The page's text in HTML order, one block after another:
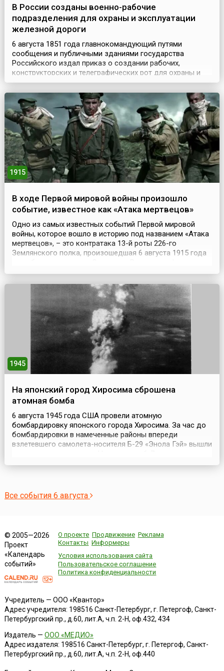
В России созданы военно-рабочие
подразделения для охраны и эксплуатации
железной дороги
6 августа 1851 года главнокомандующий путями
сообщения и публичными зданиями государства
Российского издал приказ о создании рабочих,
конструкторских и телеграфических рот для охраны и
эксплуатации Санкт-Петербурго-Московской железной
дороги. Они впоследствии и стали основой
железнодорожных войск России. Изначально было
сформировано 14 отдельных военно-рабочих, две
кондукторские и одна телегра...
1915
В ходе Первой мировой войны произошло
событие, известное как «Атака мертвецов»
Одно из самых известных событий Первой мировой
войны, которое вошло в историю под названием «Атака
мертвецов», – это контратака 13-й роты 226-го
Землянского полка, произошедшая 6 августа 1915 года
когда при отражении немецкой газовой атаки около
семитысячное немецкое войско. Небольшая русская
1945
На японский город Хиросима сброшена
атомная бомба
6 августа 1945 года США провели атомную
бомбардировку японского города Хиросима. За час до
бомбардировки в намеченные районы впереди
взлетевшего самолета-носителя Б-29 «Энола Гэй» вышли
самолета-носителя следовал самолет с аппаратурой,
результаты взрыва. ...
Все события 6 августа
© 2005—2026
Проект
«Календарь
событий»
О проекте Продвижение Реклама
Контакты Информеры
Условия использования сайта
Пользовательское соглашение
Политика конфиденциальности
Учредитель — ООО «Квантор»
Адрес учредителя: 198516 Санкт-Петербург, г. Петергоф, Санкт-
Петербургский пр., д.60, лит.А, ч.п. 2-Н, оф.432, 434
Издатель — ООО «МЕДИО»
Адрес издателя: 198516 Санкт-Петербург, г. Петергоф, Санкт-
Петербургский пр., д.60, лит.А, ч.п. 2-Н, оф.440